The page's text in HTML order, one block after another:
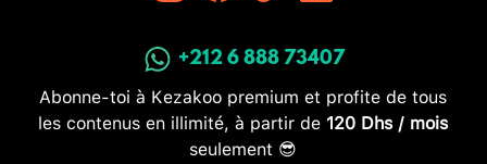
+212 6 888 73407
Abonne-toi à Kezakoo premium et profite de tous
les contenus en illimité, à partir de 120 Dhs / mois
seulement 😎